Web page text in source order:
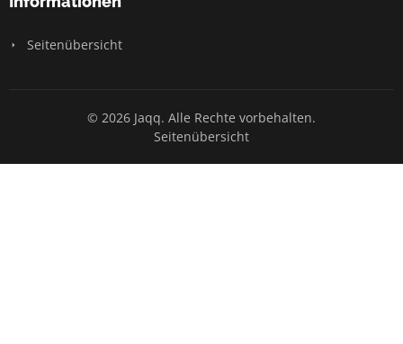
Seitenübersicht
© 2026 Jaqq. Alle Rechte vorbehalten.
Seitenübersicht